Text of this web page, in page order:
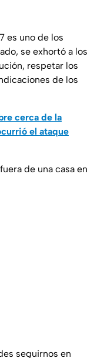
es uno de los
se exhortó a los
respetar los
de los
cerca de la
el ataque
de una casa en
seguirnos en